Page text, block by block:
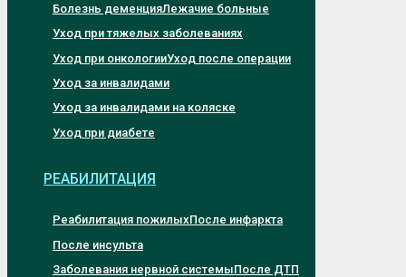
Болезнь деменцияЛежачие больные
Уход при тяжелых заболеваниях
Уход при онкологииУход после операции
Уход за инвалидами
Уход за инвалидами на коляске
Уход при диабете
РЕАБИЛИТАЦИЯ
Реабилитация пожилыхПосле инфаркта
После инсульта
Заболевания нервной системыПосле ДТП